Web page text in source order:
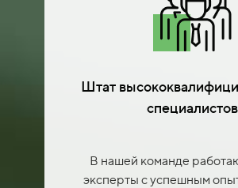
Штат
специалистов
В нашей команде
эксперты с успешным